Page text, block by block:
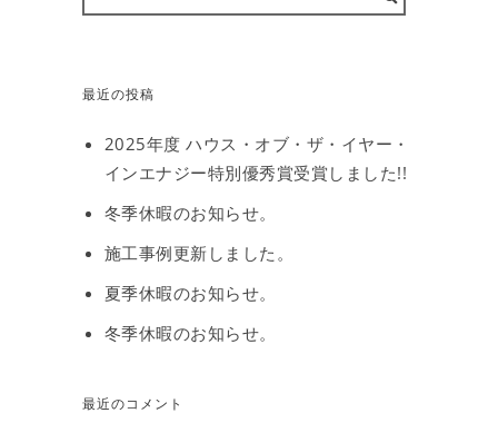
最近の投稿
2025年度 ハウス・オブ・ザ・イヤー・
インエナジー特別優秀賞受賞しました!!
冬季休暇のお知らせ。
施工事例更新しました。
夏季休暇のお知らせ。
冬季休暇のお知らせ。
最近のコメント